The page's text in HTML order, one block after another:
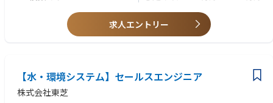
業務実績を積み重ねることで格付け昇格あり。
セールスエンジニアはお客様に対して最適なシステムやソリューションを
提案するだけでなく、社内の関係者を牽引し、プロジェクトを取りまとめ
安全で安心な暮らしを支えるための商品企画・開発も担当します。毎日の
暮らしに欠かすことのできない社会インフラである上下水道施設を支え
る、非常にやりがいのある仕事です。
求人エントリー
【水・環境システム】セールスエンジニア
株式会社東芝